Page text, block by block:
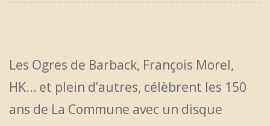
Les Ogres de Barback, François Morel,
HK… et plein d’autres, célèbrent les 150
ans de La Commune avec un disque